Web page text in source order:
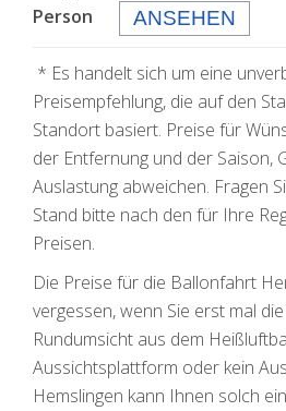
Person
ANSEHEN
* Es handelt sich um eine
Preisempfehlung, die auf den
Standort basiert. Preise für
der Entfernung und der Saison,
Auslastung abweichen. Fragen
Stand bitte nach den für Ihre
Preisen.
Die Preise für die Ballonfahrt
vergessen, wenn Sie erst mal
Rundumsicht aus dem
Aussichtsplattform oder kein
Hemslingen kann Ihnen solch